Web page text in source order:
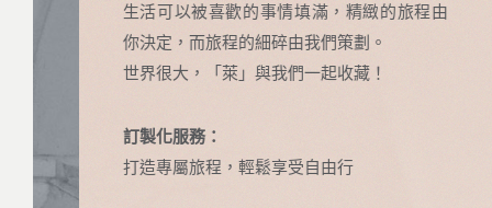
生活可以被喜歡的事情填滿，精緻的旅程由
你決定，而旅程的細碎由我們策劃。
世界很大，「萊」與我們一起收藏！
訂製化服務：
打造專屬旅程，輕鬆享受自由行